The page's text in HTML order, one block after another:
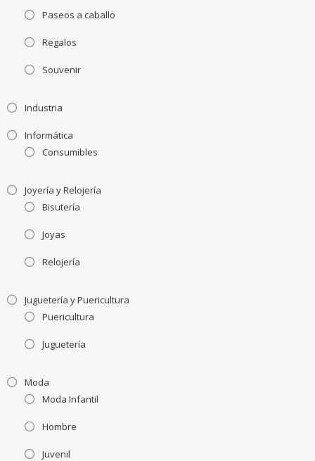
Paseos a caballo
Regalos
Souvenir
Industria
Informática
Consumibles
Joyería y Relojería
Bisutería
Joyas
Relojería
Juguetería y Puericultura
Puericultura
Juguetería
Moda
Moda Infantil
Hombre
Juvenil